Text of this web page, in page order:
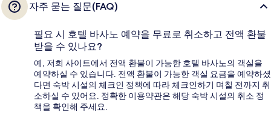
자주 묻는 질문(FAQ)
필요 시 호텔 바사노 예약을 무료로 취소하고 전액 환불
받을 수 있나요?
예, 저희 사이트에서 전액 환불이 가능한 호텔 바사노의 객실을
예약하실 수 있습니다. 전액 환불이 가능한 객실 요금을 예약하셨
다면 숙박 시설의 체크인 정책에 따라 체크인하기 며칠 전까지 취
소하실 수 있어요. 정확한 이용약관은 해당 숙박 시설의 취소 정
책을 확인해 주세요.